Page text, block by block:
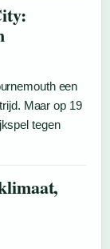
een
Maar op 19
tegen